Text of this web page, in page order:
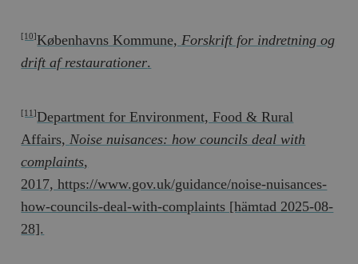
[10]Københavns Kommune, Forskrift for indretning og
drift af restaurationer.
[11]Department for Environment, Food & Rural
Affairs, Noise nuisances: how councils deal with
complaints,
2017, https://www.gov.uk/guidance/noise-nuisances-
how-councils-deal-with-complaints [hämtad 2025-08-
28].